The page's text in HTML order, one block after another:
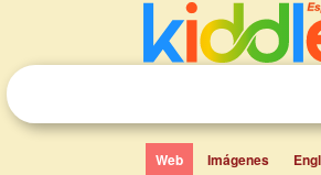
Web Imágenes